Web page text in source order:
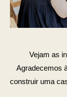
Vejam as
Agradecemos
construir uma